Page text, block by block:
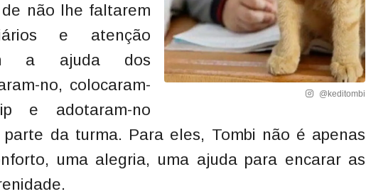
@keditombi
não lhe faltarem
e atenção
a ajuda dos
no, colocaram-
e adotaram-no
da turma. Para eles, Tombi não é apenas
uma alegria, uma ajuda para encarar as